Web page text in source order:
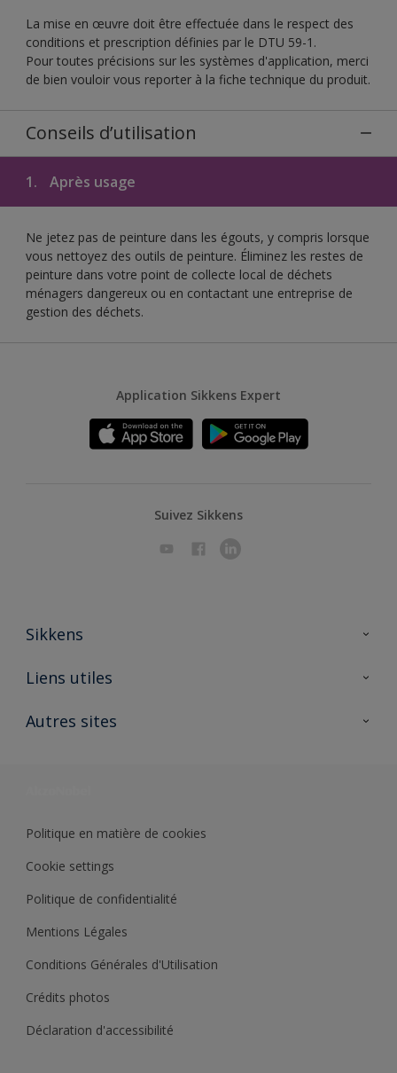
La mise en œuvre doit être effectuée dans le respect des
conditions et prescription définies par le DTU 59-1.
Pour toutes précisions sur les systèmes d'application, merci
de bien vouloir vous reporter à la fiche technique du produit.
Conseils d’utilisation
1. Après usage
Ne jetez pas de peinture dans les égouts, y compris lorsque
vous nettoyez des outils de peinture. Éliminez les restes de
peinture dans votre point de collecte local de déchets
ménagers dangereux ou en contactant une entreprise de
gestion des déchets.
Application Sikkens Expert
Suivez Sikkens
Sikkens
A propos de Sikkens
Liens utiles
Ouvrir un magasin PASS
Autres sites
Politique en matière de cookies
Cookie settings
Politique de confidentialité
Mentions Légales
Conditions Générales d'Utilisation
Crédits photos
Déclaration d'accessibilité